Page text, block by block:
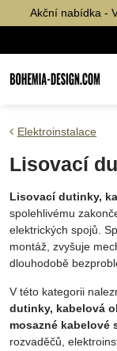
Akční nabídka -
Elektroinstalace
Lisovací
Lisovací dutinky,
spolehlivému
elektrických spojů.
montáž, zvyšuje
dlouhodobě
V této kategorii
dutinky, kabelová
mosazné kabelové
rozvaděčů,